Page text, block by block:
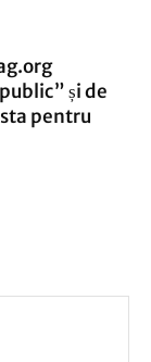
și de
pentru